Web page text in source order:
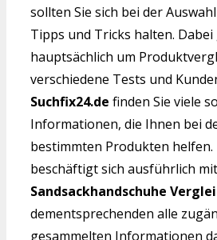
sollten Sie sich bei der
Tipps und Tricks halten. Dabei
hauptsächlich um
verschiedene Tests und
Suchfix24.de finden Sie viele
Informationen, die Ihnen bei
bestimmten Produkten helfen.
beschäftigt sich ausführlich
Sandsackhandschuhe
dementsprechenden alle
gesammelten Informationen